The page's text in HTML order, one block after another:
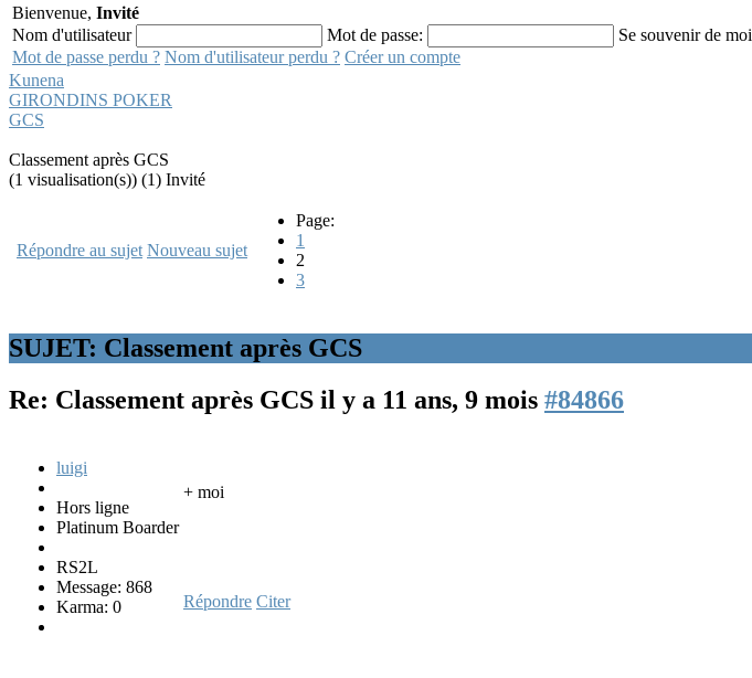
Bienvenue, Invité
Nom d'utilisateur
Mot de passe:
Se souvenir de moi
Mot de passe perdu ? Nom d'utilisateur perdu ? Créer un compte
Kunena
GIRONDINS POKER
GCS
Classement après GCS
(1 visualisation(s)) (1) Invité
Répondre au sujet Nouveau sujet
Page:
1
2
3
SUJET: Classement après GCS
Re: Classement après GCS il y a 11 ans, 9 mois #84866
luigi
Hors ligne
Platinum Boarder
RS2L
Message: 868
Karma: 0
+ moi
Répondre Citer